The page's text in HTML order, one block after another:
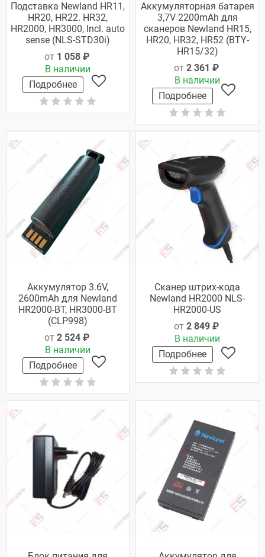
Подставка Newland HR11,
HR20, HR22. HR32,
HR2000, HR3000, Incl. auto
sense (NLS-STD30i)
от 1 058 ₽
В наличии
Подробнее
Аккумуляторная батарея
3,7V 2200mAh для
сканеров Newland HR15,
HR20, HR32, HR52 (BTY-
HR15/32)
от 2 361 ₽
В наличии
Подробнее
Аккумулятор 3.6V,
2600mAh для Newland
HR2000-BT, HR3000-BT
(CLP998)
от 2 524 ₽
В наличии
Подробнее
Сканер штрих-кода
Newland HR2000 NLS-
HR2000-US
от 2 849 ₽
В наличии
Подробнее